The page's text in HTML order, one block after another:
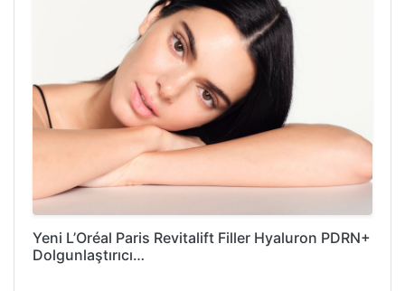
Yeni L’Oréal Paris Revitalift Filler Hyaluron PDRN+
Dolgunlaştırıcı…